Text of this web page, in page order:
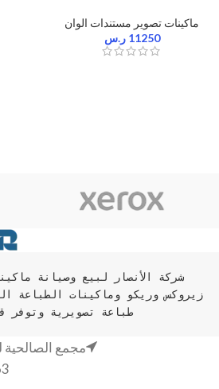
ماكينات تصوير مستندات الوان
11250 ر.س
طباعة تصويرية وتوفر
مجمع الصالحية